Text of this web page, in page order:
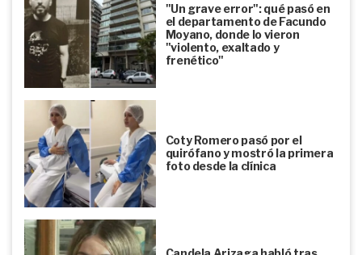
"Un grave error": qué pasó en
el departamento de Facundo
Moyano, donde lo vieron
"violento, exaltado y
frenético"
Coty Romero pasó por el
quirófano y mostró la primera
foto desde la clínica